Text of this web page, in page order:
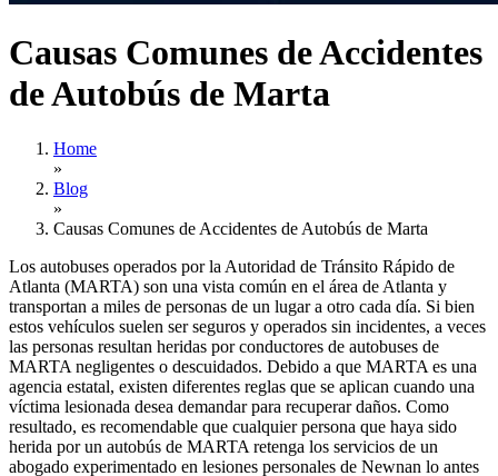
Causas Comunes de Accidentes
de Autobús de Marta
Home
»
Blog
»
Causas Comunes de Accidentes de Autobús de Marta
Los autobuses operados por la Autoridad de Tránsito Rápido de
Atlanta (MARTA) son una vista común en el área de Atlanta y
transportan a miles de personas de un lugar a otro cada día. Si bien
estos vehículos suelen ser seguros y operados sin incidentes, a veces
las personas resultan heridas por conductores de autobuses de
MARTA negligentes o descuidados. Debido a que MARTA es una
agencia estatal, existen diferentes reglas que se aplican cuando una
víctima lesionada desea demandar para recuperar daños. Como
resultado, es recomendable que cualquier persona que haya sido
herida por un autobús de MARTA retenga los servicios de un
abogado experimentado en lesiones personales de Newnan lo antes